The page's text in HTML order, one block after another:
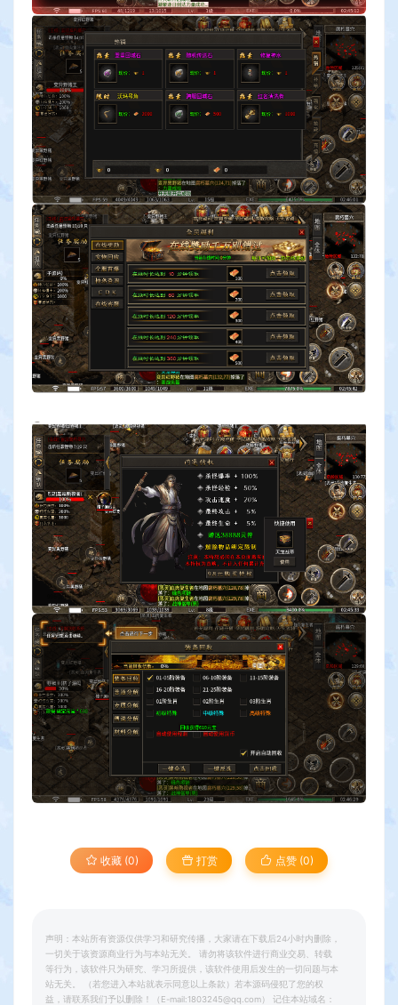
收藏 (0) 打赏 点赞 (0)
声明：本站所有资源仅供学习和研究传播，大家请在下载后24小时内删除，
一切关于该资源商业行为与本站无关。 请勿将该软件进行商业交易、转载
等行为，该软件只为研究、学习所提供，该软件使用后发生的一切问题与本
站无关。 （若您进入本站就表示同意以上条款）若本源码侵犯了您的权
益，请联系我们予以删除！（E-mail:1803245@qq.com） 记住本站域名：